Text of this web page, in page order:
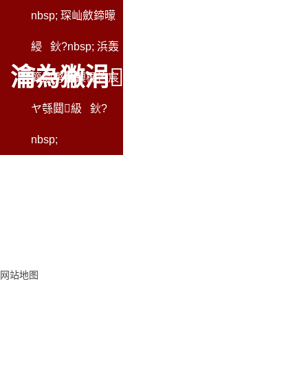
瀹為獙涓鎷涜仒
nbsp; 琛屾斂鍗曚
綅鈥?nbsp; 浜轰
簨澶勶紙鏁欏笀宸
ヤ綔閮級 鈥?
nbsp;
网站地图